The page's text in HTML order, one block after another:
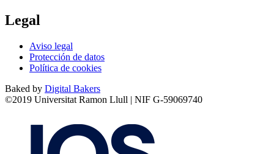
Legal
Aviso legal
Protección de datos
Política de cookies
Baked by Digital Bakers
©2019 Universitat Ramon Llull | NIF G-59069740